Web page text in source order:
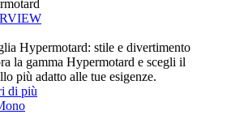
Hypermotard: stile e divertimento
la gamma Hypermotard e scegli il
più adatto alle tue esigenze.
di più